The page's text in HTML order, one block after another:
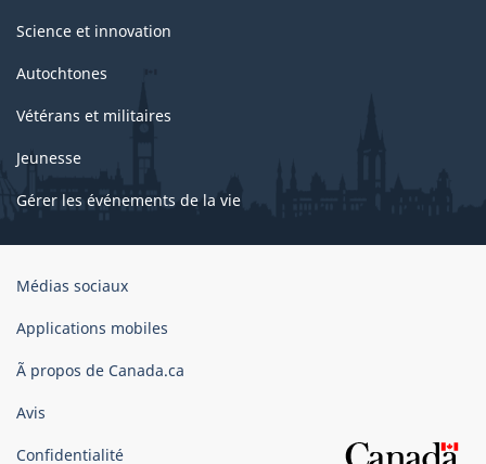
Science et innovation
Autochtones
Vétérans et militaires
Jeunesse
Gérer les événements de la vie
Organisation
gouvernement
Canada
Médias sociaux
Applications mobiles
Ã propos de Canada.ca
Avis
Confidentialité